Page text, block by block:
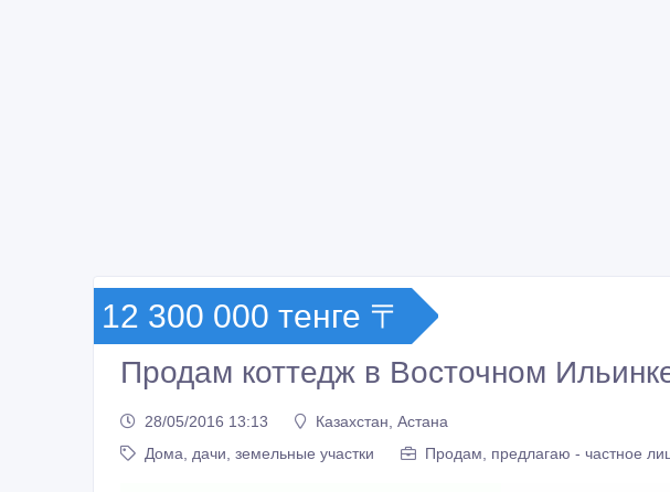
12 300 000 тенге 〒
Продам коттедж в Восточном
28/05/2016 13:13
Казахстан, Астана
Дома, дачи, земельные участки
Продам, предлагаю - частное